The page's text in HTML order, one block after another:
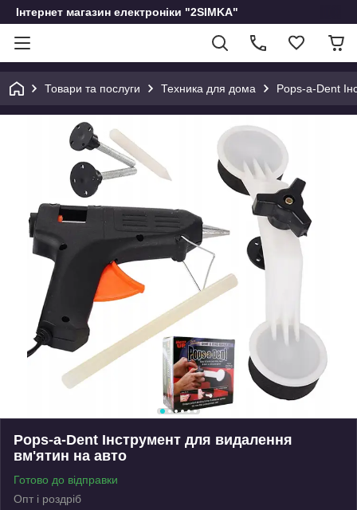
Інтернет магазин електроніки "2SIMKA"
Товари та послуги Техника для дома Pops-a-Dent
Pops-a-Dent Інструмент для видалення
вм'ятин на авто
Готово до відправки
Опт і роздріб